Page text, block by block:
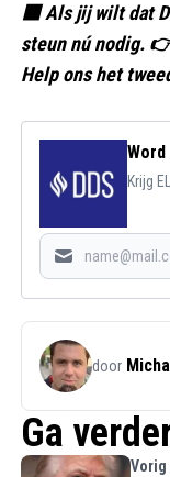
🟥 Als jij wilt dat
steun nú nodig.
Help ons het
Krijg
door
Ga
Vorig